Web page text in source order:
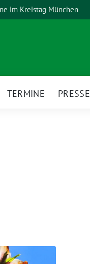
im Kreistag München
TERMINE PRESSE